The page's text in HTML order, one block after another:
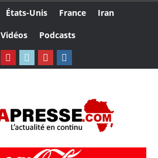
États-Unis France
Iran
Vidéos Podcasts